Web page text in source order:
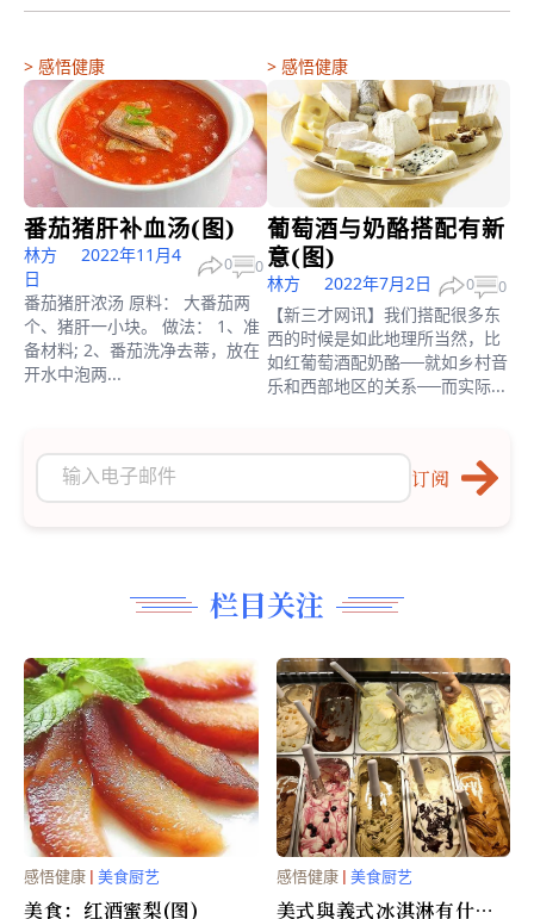
订阅
> 感悟健康
番茄猪肝补血汤(图)
林方
2022年11月4
日
0 0
番茄猪肝浓汤 原料： 大番茄两
个、猪肝一小块。 做法： 1、准
备材料; 2、番茄洗净去蒂，放在
开水中泡两...
> 感悟健康
葡萄酒与奶酪搭配有新
意(图)
林方 2022年7月2日 0 0
【新三才网讯】我们搭配很多东
西的时候是如此地理所当然，比
如红葡萄酒配奶酪──就如乡村音
乐和西部地区的关系──而实际...
栏目关注
感悟健康 | 美食厨艺
美食：红酒蜜梨(图)
感悟健康 | 美食厨艺
美式與義式冰淇淋有什麼